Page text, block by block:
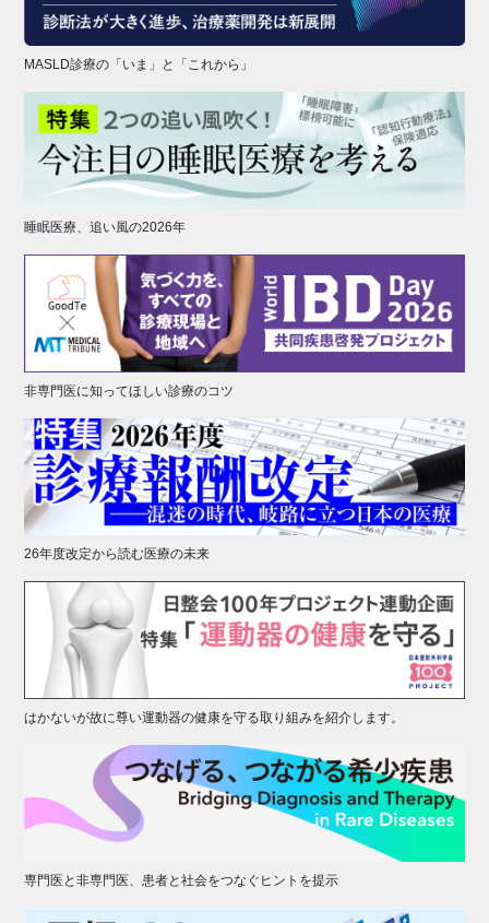
MASLD診療の「いま」と「これから」
睡眠医療、追い風の2026年
非専門医に知ってほしい診療のコツ
26年度改定から読む医療の未来
はかないが故に尊い運動器の健康を守る取り組みを紹介します。
専門医と非専門医、患者と社会をつなぐヒントを提示